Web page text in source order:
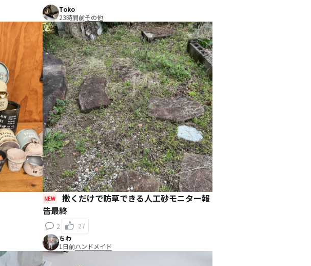
Toko
23時間前その他
NEW
撒くだけで防草できる人工砂モニター報
告最終
2
27
ちわ
1日前ハンドメイド